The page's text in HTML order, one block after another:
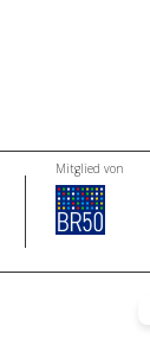
Mitglied von